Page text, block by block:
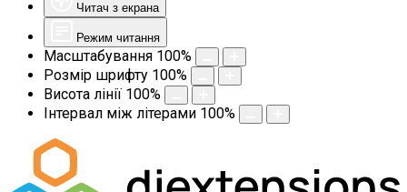
Читач з екрана
Режим читання
Масштабування 100%
Розмір шрифту 100%
Висота лінії 100%
Інтервал між літерами 100%